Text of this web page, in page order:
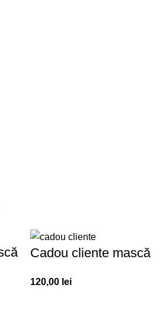
Cadou cliente mască
– CC002
120,00 lei